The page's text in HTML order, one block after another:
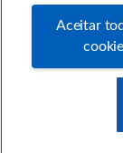
Aceitar